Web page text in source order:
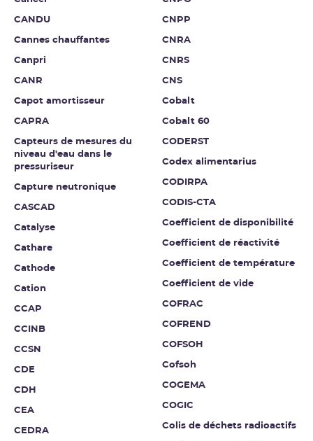
CANDU
Cannes chauffantes
Canpri
CANR
Capot amortisseur
CAPRA
Capteurs de mesures du
niveau d'eau dans le
pressuriseur
Capture neutronique
CASCAD
Catalyse
Cathare
Cathode
Cation
CCAP
CCINB
CCSN
CDE
CDH
CEA
CEDRA
CNPP
CNRA
CNRS
CNS
Cobalt
Cobalt 60
CODERST
Codex alimentarius
CODIRPA
CODIS-CTA
Coefficient de disponibilité
Coefficient de réactivité
Coefficient de température
Coefficient de vide
COFRAC
COFREND
COFSOH
Cofsoh
COGEMA
COGIC
Colis de déchets radioactifs